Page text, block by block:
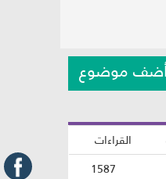
موضوع
القراءات
1587